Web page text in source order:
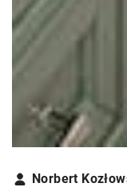
Norbert